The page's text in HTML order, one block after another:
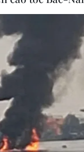
1, Phường 8, vì dự